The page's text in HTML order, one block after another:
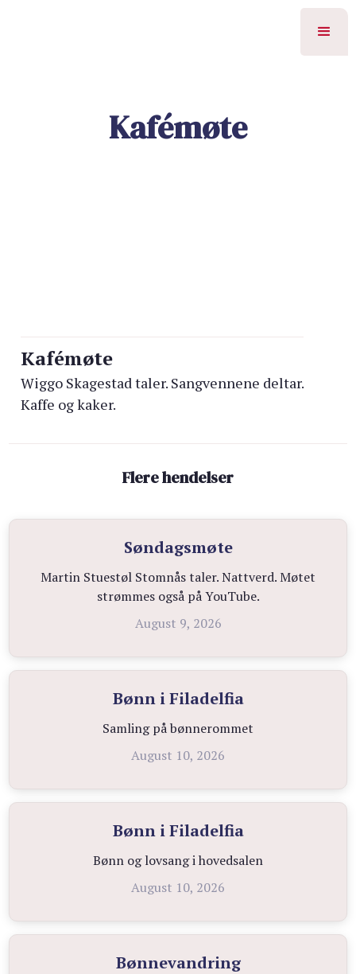
Kafémøte
Kafémøte
Wiggo Skagestad taler. Sangvennene deltar.
Kaffe og kaker.
Flere hendelser
Søndagsmøte
Martin Stuestøl Stomnås taler. Nattverd. Møtet
strømmes også på YouTube.
August 9, 2026
Bønn i Filadelfia
Samling på bønnerommet
August 10, 2026
Bønn i Filadelfia
Bønn og lovsang i hovedsalen
August 10, 2026
Bønnevandring